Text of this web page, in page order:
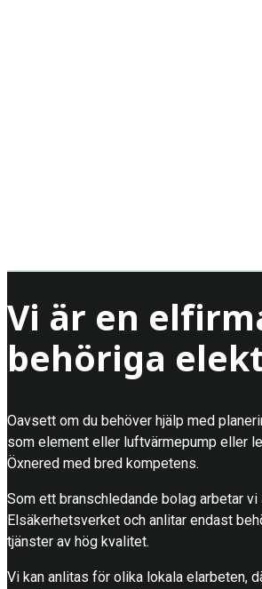
Vi är en
behöriga
Oavsett om du behöver hjälp med
som element eller luftvärmepump eller
Öxnered med bred kompetens.
Som ett branschledande bolag arbetar
Elsäkerhetsverket och anlitar endast
tjänster av hög kvalitet.
Vi kan anlitas för olika lokala elarbeten,